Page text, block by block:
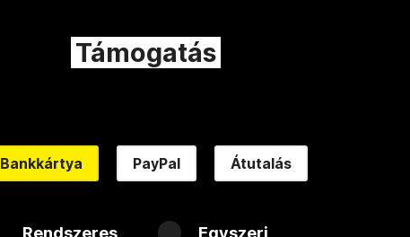
Támogatás
Bankkártya PayPal Átutalás
Rendszeres Egyszeri